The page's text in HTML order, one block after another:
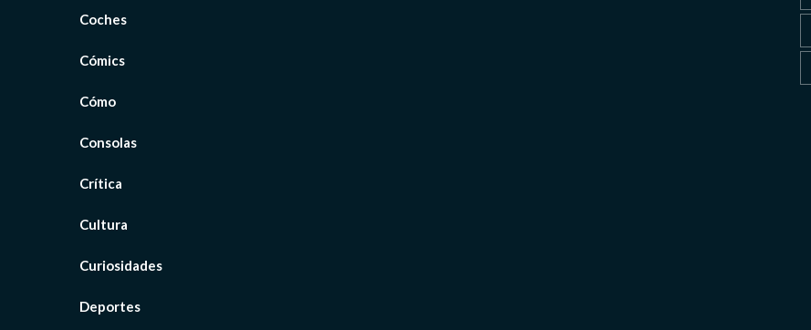
Coches
Cómics
Cómo
Consolas
Crítica
Cultura
Curiosidades
Deportes